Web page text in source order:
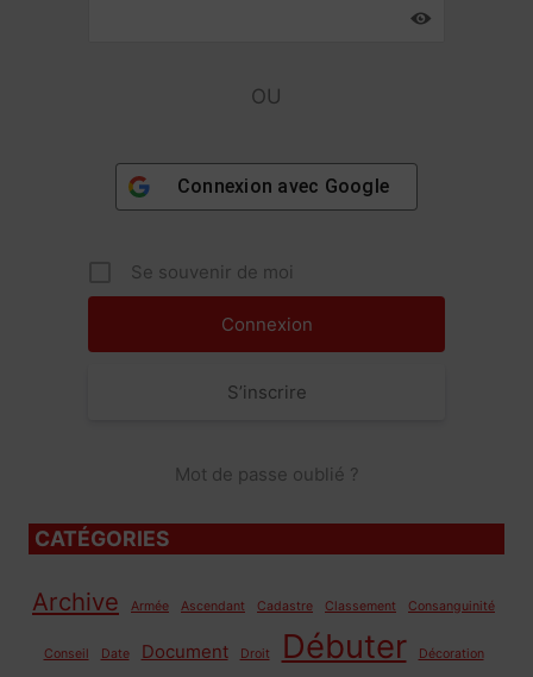
OU
Connexion avec Google
Se souvenir de moi
S’inscrire
Mot de passe oublié ?
CATÉGORIES
Archive Armée Ascendant Cadastre Classement Consanguinité
Conseil Date Document Droit Débuter Décoration